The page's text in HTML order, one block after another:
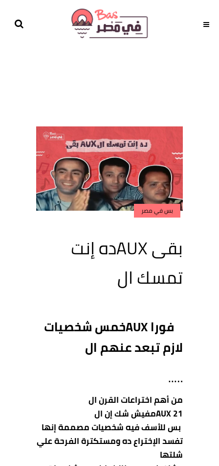
بس في مصر
بقى AUXده إنت
تمسك ال
فورا AUX
خمس شخصيات
لازم تبعد عنهم ال
…..
من أهم اختراعات القرن ال
21
AUXمفيش شك إن ال
بس للأسف فيه شخصيات مصممة إنها
تفسد الإختراع ده ومستكترة الفرحة علي
شلتها